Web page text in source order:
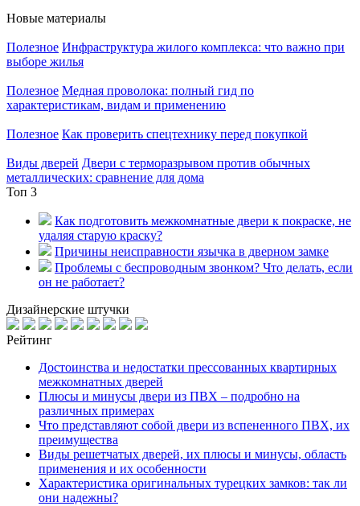
Новые материалы
Полезное Инфраструктура жилого комплекса: что важно при
выборе жилья
Полезное Медная проволока: полный гид по
характеристикам, видам и применению
Полезное Как проверить спецтехнику перед покупкой
Виды дверей Двери с терморазрывом против обычных
металлических: сравнение для дома
Топ 3
Как подготовить межкомнатные двери к покраске, не
удаляя старую краску?
Причины неисправности язычка в дверном замке
Проблемы с беспроводным звонком? Что делать, если
он не работает?
Дизайнерские штучки
Рейтинг
Достоинства и недостатки прессованных квартирных
межкомнатных дверей
Плюсы и минусы двери из ПВХ – подробно на
различных примерах
Что представляют собой двери из вспененного ПВХ, их
преимущества
Виды решетчатых дверей, их плюсы и минусы, область
применения и их особенности
Характеристика оригинальных турецких замков: так ли
они надежны?